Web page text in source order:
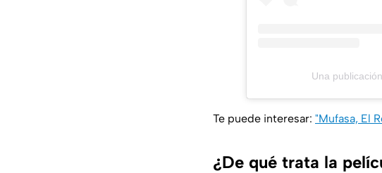
Una
Te puede interesar: "Mufasa, El
¿De qué trata la